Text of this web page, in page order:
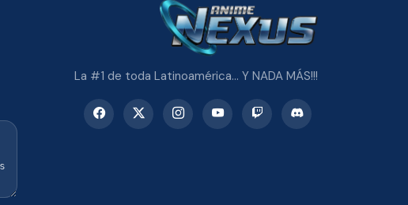
La #1 de toda Latinoamérica... Y NADA MÁS!!!